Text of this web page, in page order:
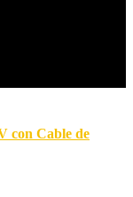
con Cable de